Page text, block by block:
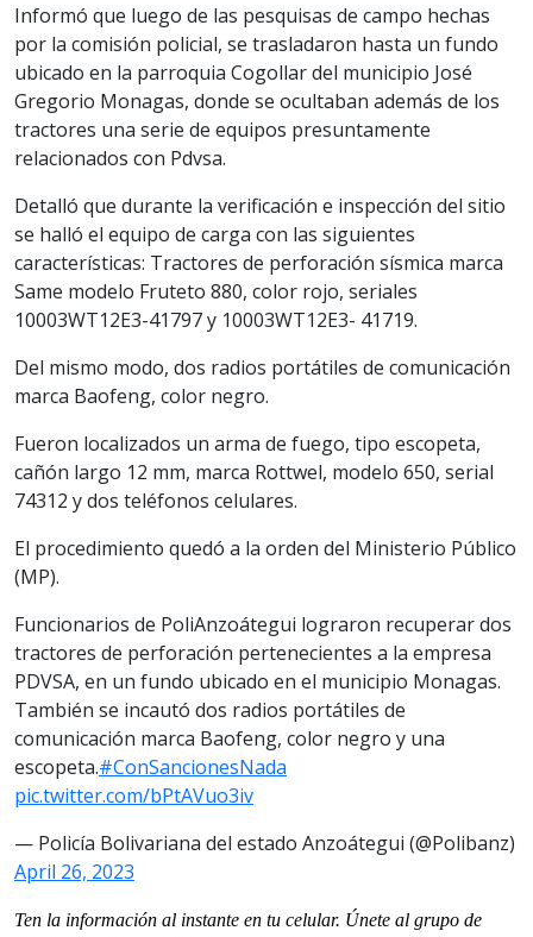
Informó que luego de las pesquisas de campo hechas
por la comisión policial, se trasladaron hasta un fundo
ubicado en la parroquia Cogollar del municipio José
Gregorio Monagas, donde se ocultaban además de los
tractores una serie de equipos presuntamente
relacionados con Pdvsa.
Detalló que durante la verificación e inspección del sitio
se halló el equipo de carga con las siguientes
características: Tractores de perforación sísmica marca
Same modelo Fruteto 880, color rojo, seriales
10003WT12E3-41797 y 10003WT12E3- 41719.
Del mismo modo, dos radios portátiles de comunicación
marca Baofeng, color negro.
Fueron localizados un arma de fuego, tipo escopeta,
cañón largo 12 mm, marca Rottwel, modelo 650, serial
74312 y dos teléfonos celulares.
El procedimiento quedó a la orden del Ministerio Público
(MP).
Funcionarios de PoliAnzoátegui lograron recuperar dos
tractores de perforación pertenecientes a la empresa
PDVSA, en un fundo ubicado en el municipio Monagas.
También se incautó dos radios portátiles de
comunicación marca Baofeng, color negro y una
escopeta.#ConSancionesNada
pic.twitter.com/bPtAVuo3iv
— Policía Bolivariana del estado Anzoátegui (@Polibanz)
April 26, 2023
Ten la información al instante en tu celular. Únete al grupo de